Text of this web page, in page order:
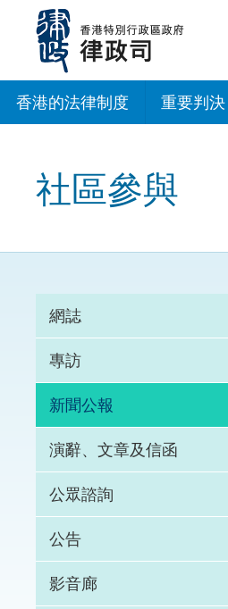
內
香港的法律制度 重要判決
社區參與
網誌
專訪
新聞公報
演辭、文章及信函
公眾諮詢
公告
影音廊